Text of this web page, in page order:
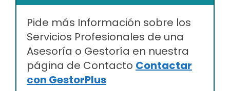
Pide más Información sobre los
Servicios Profesionales de una
Asesoría o Gestoría en nuestra
página de Contacto Contactar
con GestorPlus